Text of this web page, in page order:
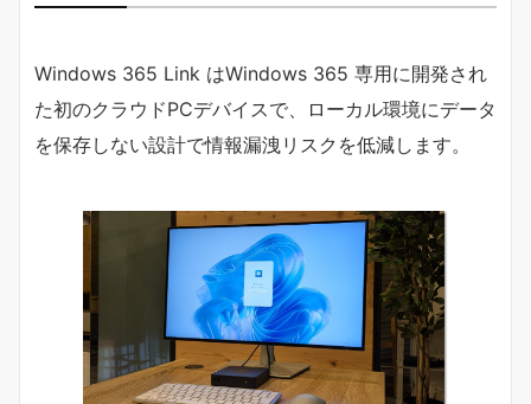
Windows 365 Link はWindows 365 専用に開発され
た初のクラウドPCデバイスで、ローカル環境にデータ
を保存しない設計で情報漏洩リスクを低減します。